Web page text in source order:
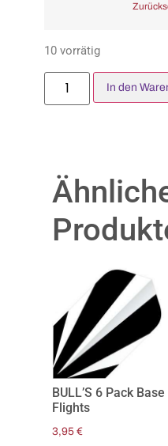
10 vorrätig
In den
BULL’S 6 Pack Base
Flights
3,95 €